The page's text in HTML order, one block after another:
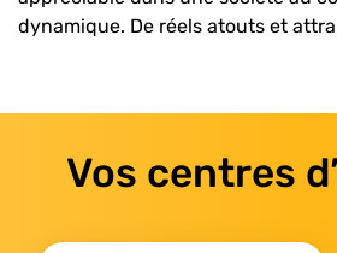
dynamique. De réels atouts et
Vos centres